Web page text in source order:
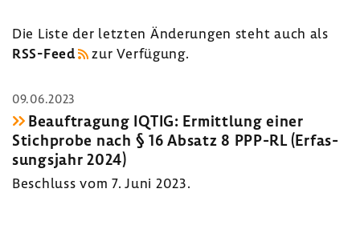
Die Liste der letzten Ände­rungen steht auch als
RSS-​Feed
zur Verfü­gung.
09.06.2023
Beauf­tra­gung IQTIG: Ermitt­lung einer
Stich­probe nach § 16 Absatz 8 PPP-RL (Erfas­
sungs­jahr 2024)
Beschluss vom 7. Juni 2023.